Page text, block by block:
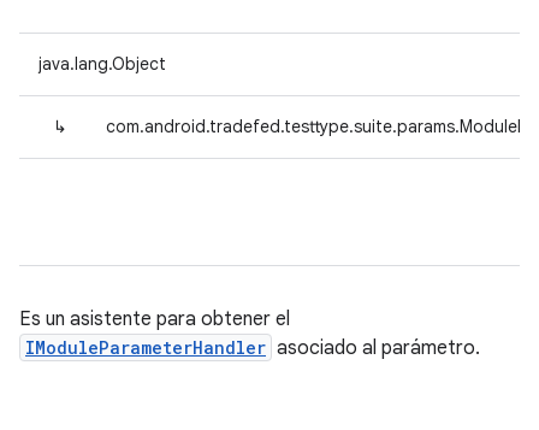
java.lang.Object
↳
Es un asistente para obtener el
IModuleParameterHandler asociado al parámetro.